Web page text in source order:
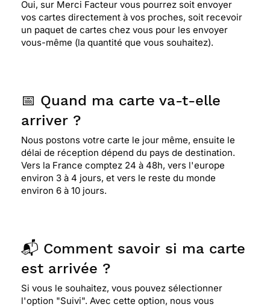
Oui, sur Merci Facteur vous pourrez soit envoyer
vos cartes directement à vos proches, soit recevoir
un paquet de cartes chez vous pour les envoyer
vous-même (la quantité que vous souhaitez).
📅 Quand ma carte va-t-elle
arriver ?
Nous postons votre carte le jour même, ensuite le
délai de réception dépend du pays de destination.
Vers la France comptez 24 à 48h, vers l'europe
environ 3 à 4 jours, et vers le reste du monde
environ 6 à 10 jours.
📬 Comment savoir si ma carte
est arrivée ?
Si vous le souhaitez, vous pouvez sélectionner
l'option "Suivi". Avec cette option, nous vous